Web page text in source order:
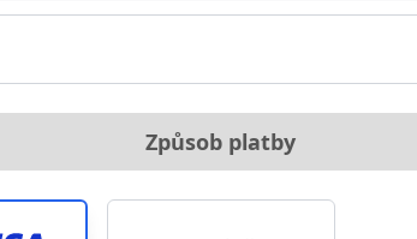
Způsob platby